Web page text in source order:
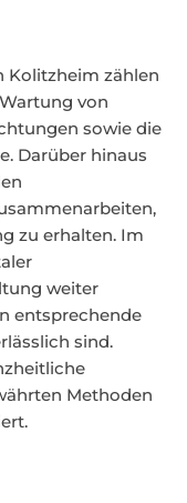
Kolitzheim zählen
von
sowie die
Darüber hinaus
zu erhalten. Im
weiter
entsprechende
sind.
Methoden